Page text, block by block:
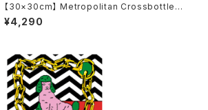
【30×30cm】 Metropolitan Crossbottle
メトロポリタンクロスボトル MCB-30-66 ウル
¥4,290